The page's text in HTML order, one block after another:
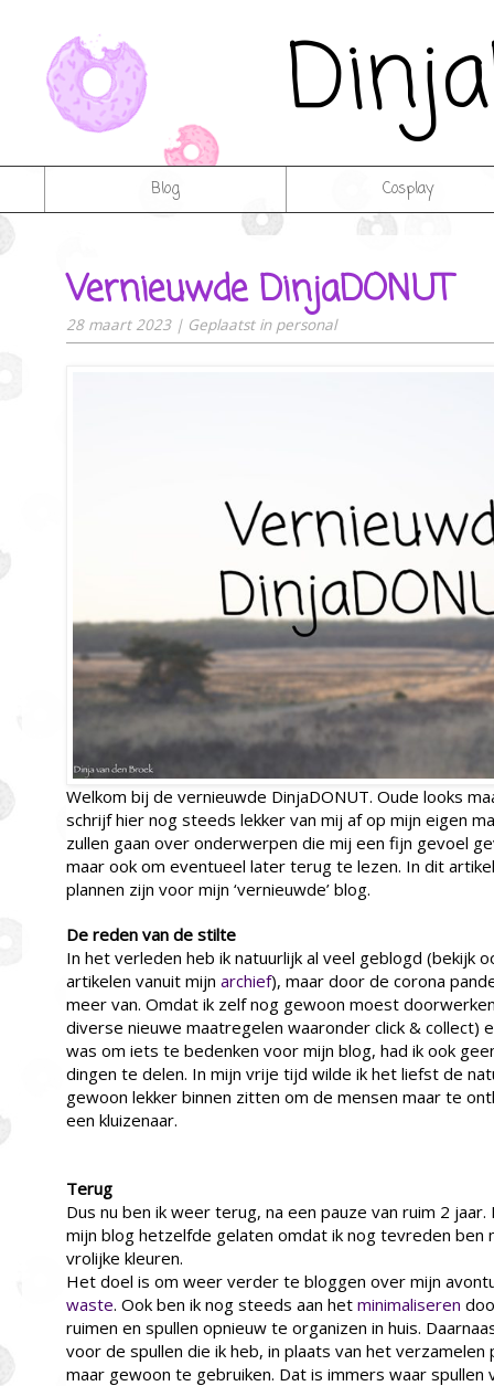
Blog Cosplay
Vernieuwde DinjaDONUT
28 maart 2023 | Geplaatst in personal
Welkom bij de vernieuwde DinjaDONUT. Oude looks
schrijf hier nog steeds lekker van mij af op mijn eigen
zullen gaan over onderwerpen die mij een fijn gevoel
maar ook om eventueel later terug te lezen. In dit
plannen zijn voor mijn ‘vernieuwde’ blog.
De reden van de stilte
In het verleden heb ik natuurlijk al veel geblogd (bekijk
artikelen vanuit mijn archief), maar door de corona
meer van. Omdat ik zelf nog gewoon moest
diverse nieuwe maatregelen waaronder click & collect)
was om iets te bedenken voor mijn blog, had ik ook
dingen te delen. In mijn vrije tijd wilde ik het liefst de
gewoon lekker binnen zitten om de mensen maar te
een kluizenaar.
Terug
Dus nu ben ik weer terug, na een pauze van ruim 2
mijn blog hetzelfde gelaten omdat ik nog tevreden ben
vrolijke kleuren.
Het doel is om weer verder te bloggen over mijn
waste. Ook ben ik nog steeds aan het minimaliseren
ruimen en spullen opnieuw te organizen in huis.
voor de spullen die ik heb, in plaats van het
maar gewoon te gebruiken. Dat is immers waar spullen